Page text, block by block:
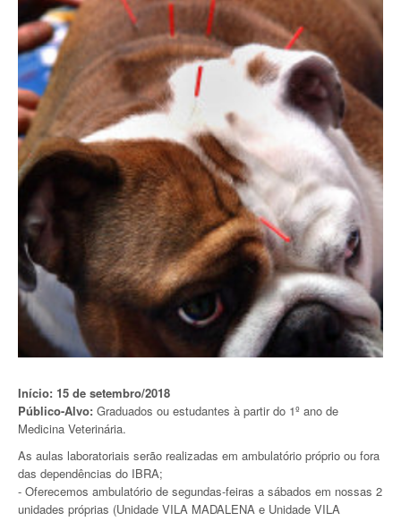
Início: 15 de setembro/2018
Público-Alvo: Graduados ou estudantes à partir do 1º ano de
Medicina Veterinária.
As aulas laboratoriais serão realizadas em ambulatório próprio ou fora
das dependências do IBRA;
- Oferecemos ambulatório de segundas-feiras a sábados em nossas 2
unidades próprias (Unidade VILA MADALENA e Unidade VILA